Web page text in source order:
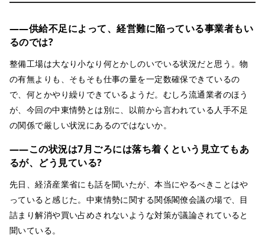
――供給不足によって、経営難に陥っている事業者もい
るのでは?
整備工場は大なり小なり何とかしのいでいる状況だと思う。物
の有無よりも、そもそも仕事の量を一定数確保できているの
で、何とかやり繰りできているようだ。むしろ流通業者のほう
が、今回の中東情勢とは別に、以前から言われている人手不足
の関係で厳しい状況にあるのではないか。
――この状況は7月ごろには落ち着くという見立てもあ
るが、どう見ている?
先日、経済産業省にも話を聞いたが、本当にやるべきことはや
っていると感じた。中東情勢に関する関係閣僚会議の場で、目
詰まり解消や買い占めされないような対策が議論されていると
聞いている。